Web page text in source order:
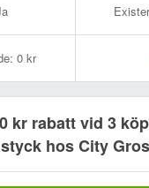
0 kr
kr rabatt vid 3
hos City